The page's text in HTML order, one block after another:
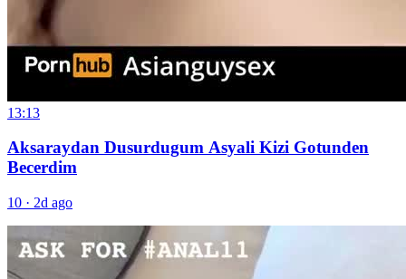
13:13
Aksaraydan Dusurdugum Asyali Kizi Gotunden
Becerdim
10 · 2d ago